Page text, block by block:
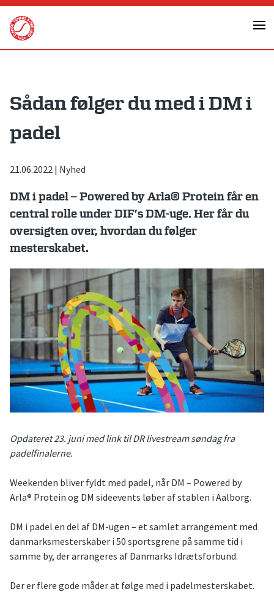
Skip
content
Sådan følger du med i DM i
padel
21.06.2022 | Nyhed
DM i padel – Powered by Arla® Protein får en
central rolle under DIF’s DM-uge. Her får du
oversigten over, hvordan du følger
mesterskabet.
Opdateret 23. juni med link til DR livestream søndag fra
padelfinalerne.
Weekenden bliver fyldt med padel, når DM – Powered by
Arla® Protein og DM sideevents løber af stablen i Aalborg.
DM i padel en del af DM-ugen – et samlet arrangement med
danmarksmesterskaber i 50 sportsgrene på samme tid i
samme by, der arrangeres af Danmarks Idrætsforbund.
Der er flere gode måder at følge med i padelmesterskabet.